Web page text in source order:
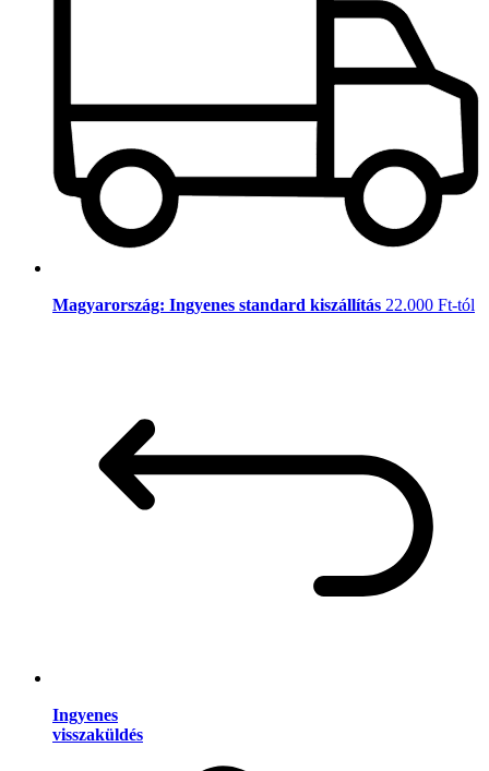
Magyarország: Ingyenes standard kiszállítás 22.000 Ft-tól
Ingyenes
visszaküldés